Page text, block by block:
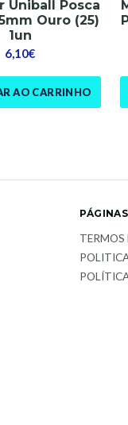
Uniball Posca
Ouro (25)
1un
6,10€
AO CARRINHO
TERMOS